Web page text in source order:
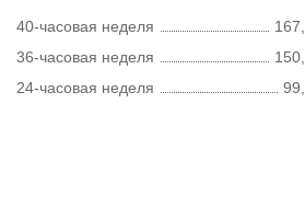
40-часовая неделя
36-часовая неделя
24-часовая неделя